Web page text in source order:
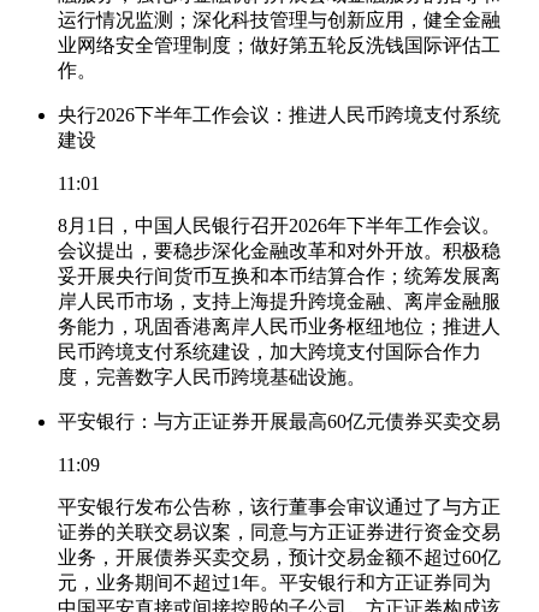
运行情况监测；深化科技管理与创新应用，健全金融
业网络安全管理制度；做好第五轮反洗钱国际评估工
作。
央行2026下半年工作会议：推进人民币跨境支付系统
建设
11:01
8月1日，中国人民银行召开2026年下半年工作会议。
会议提出，要稳步深化金融改革和对外开放。积极稳
妥开展央行间货币互换和本币结算合作；统筹发展离
岸人民币市场，支持上海提升跨境金融、离岸金融服
务能力，巩固香港离岸人民币业务枢纽地位；推进人
民币跨境支付系统建设，加大跨境支付国际合作力
度，完善数字人民币跨境基础设施。
平安银行：与方正证券开展最高60亿元债券买卖交易
11:09
平安银行发布公告称，该行董事会审议通过了与方正
证券的关联交易议案，同意与方正证券进行资金交易
业务，开展债券买卖交易，预计交易金额不超过60亿
元，业务期间不超过1年。平安银行和方正证券同为
中国平安直接或间接控股的子公司。方正证券构成该